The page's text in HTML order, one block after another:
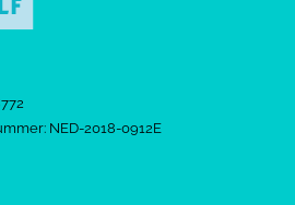
NED-2018-0912E